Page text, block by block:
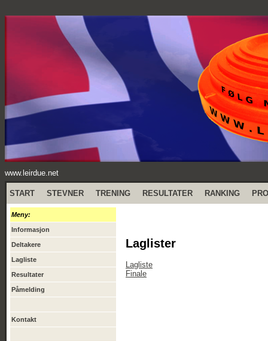
www.leirdue.net
START STEVNER TRENING RESULTATER RANKING
Meny:
Informasjon
Deltakere
Lagliste
Resultater
Påmelding
Kontakt
Laglister
Lagliste
Finale